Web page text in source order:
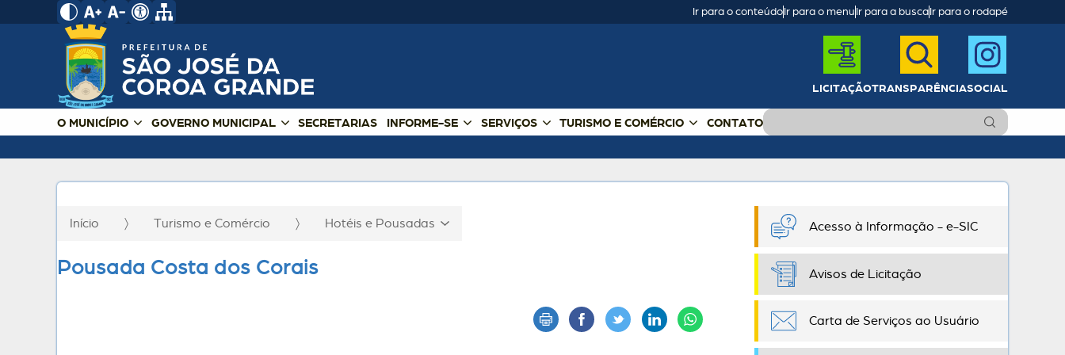
Ir para o conteúdoIr para o menu Ir para a buscaIr para o rodapé
LICITAÇÃOTRANSPARÊNCIASOCIAL
O MUNICÍPIO GOVERNO MUNICIPAL SECRETARIAS INFORME-SE SERVIÇOS TURISMO E COMÉRCIO CONTATO
Início Turismo e Comércio Hotéis e Pousadas
Pousada Costa dos Corais
Acesso à Informação - e-SIC
Avisos de Licitação
Carta de Serviços ao Usuário